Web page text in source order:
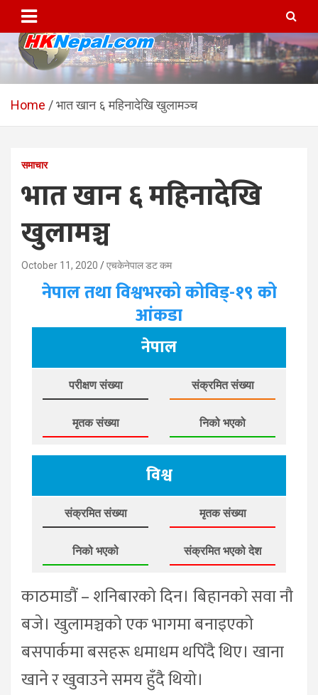
content
HKNepal.com – हङकङबाट
सञ्चालित पहिलो नेपाली अनलाईन
hknepal, hknepal.com, hk nepal, hk nepal com
Home भात खान ६ महिनादेखि खुलामञ्च
समाचार
भात खान ६ महिनादेखि
खुलामञ्च
October 11, 2020 एचकेनेपाल डट कम
नेपाल तथा विश्वभरको कोविड्-१९ को
आंकडा
नेपाल
परीक्षण संख्या संक्रमित संख्या
मृतक संख्या निको भएको
विश्व
संक्रमित संख्या मृतक संख्या
निको भएको संक्रमित भएको देश
काठमाडौं – शनिबारको दिन। बिहानको सवा नौ
बजे। खुलामञ्चको एक भागमा बनाइएको
बसपार्कमा बसहरू धमाधम थपिँदै थिए। खाना
खाने र खुवाउने समय हुँदै थियो।